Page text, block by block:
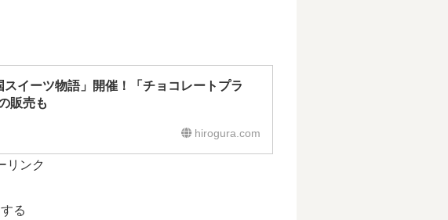
イーツ物語」開催！「チョコレートプラ
販売も
hirogura.com
リンク
る